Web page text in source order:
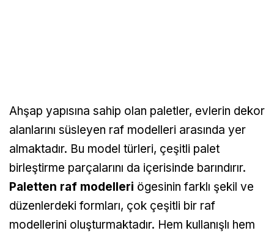
Ahşap yapısına sahip olan paletler, evlerin dekor
alanlarını süsleyen raf modelleri arasında yer
almaktadır. Bu model türleri, çeşitli palet
birleştirme parçalarını da içerisinde barındırır.
Paletten raf modelleri ögesinin farklı şekil ve
düzenlerdeki formları, çok çeşitli bir raf
modellerini oluşturmaktadır. Hem kullanışlı hem